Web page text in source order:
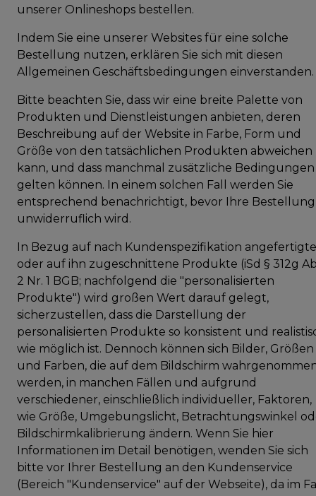
unserer Onlineshops bestellen.
Indem Sie eine unserer Websites für eine solche
Bestellung nutzen, erklären Sie sich mit diesen
Allgemeinen Geschäftsbedingungen einverstanden.
Bitte beachten Sie, dass wir eine breite Palette von
Produkten und Dienstleistungen anbieten, deren
Beschreibung auf der Website in Farbe, Form und
Größe von den tatsächlichen Produkten abweichen
kann, und dass manchmal zusätzliche Bedingungen
gelten können. In einem solchen Fall werden Sie
entsprechend benachrichtigt, bevor Ihre Bestellung
unwiderruflich wird.
In Bezug auf nach Kundenspezifikation angefertigte
oder auf ihn zugeschnittene Produkte (iSd § 312g
2 Nr. 1 BGB; nachfolgend die "personalisierten
Produkte") wird großen Wert darauf gelegt,
sicherzustellen, dass die Darstellung der
personalisierten Produkte so konsistent und
wie möglich ist. Dennoch können sich Bilder, Größen
und Farben, die auf dem Bildschirm
werden, in manchen Fällen und aufgrund
verschiedener, einschließlich individueller, Faktoren,
wie Größe, Umgebungslicht, Betrachtungswinkel
Bildschirmkalibrierung ändern. Wenn Sie hier
Informationen im Detail benötigen, wenden Sie sich
bitte vor Ihrer Bestellung an den Kundenservice
(Bereich "Kundenservice" auf der Webseite), da im